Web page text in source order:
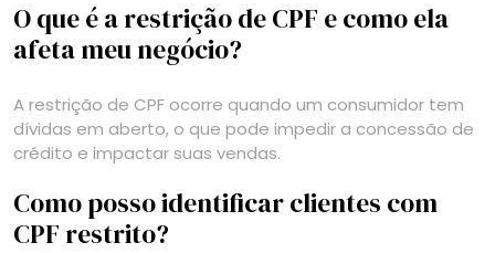
O que é a restrição de CPF e como ela
afeta meu negócio?
A restrição de CPF ocorre quando um consumidor tem
dívidas em aberto, o que pode impedir a concessão de
crédito e impactar suas vendas.
Como posso identificar clientes com
CPF restrito?